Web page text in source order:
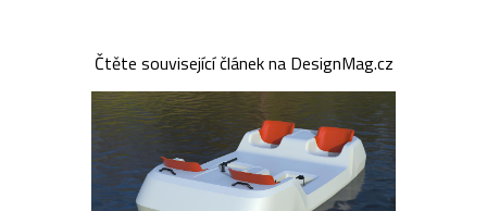
Čtěte související článek na DesignMag.cz